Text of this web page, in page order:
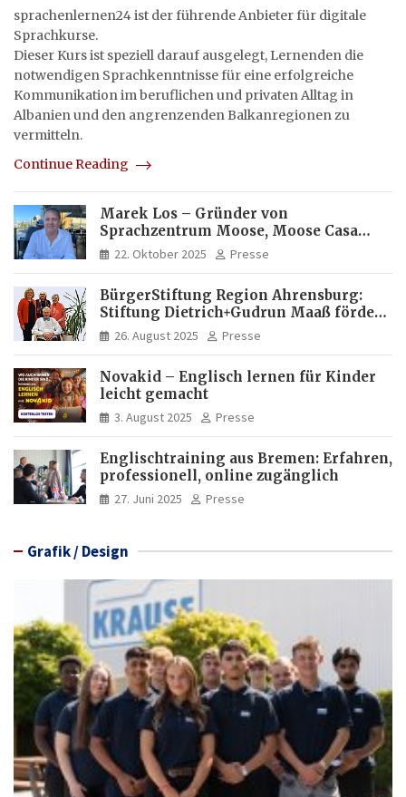
sprachenlernen24 ist der führende Anbieter für digitale
Sprachkurse.
Dieser Kurs ist speziell darauf ausgelegt, Lernenden die
notwendigen Sprachkenntnisse für eine erfolgreiche
Kommunikation im beruflichen und privaten Alltag in
Albanien und den angrenzenden Balkanregionen zu
vermitteln.
Continue Reading
Marek Los – Gründer von
Sprachzentrum Moose, Moose Casa
Italia und Apartamento Brasil |
Internationaler Experte für Bildung
22. Oktober 2025 Presse
BürgerStiftung Region Ahrensburg:
Stiftung Dietrich+Gudrun Maaß fördert
Deutschkenntnisse von Frauen
26. August 2025 Presse
Novakid – Englisch lernen für Kinder
leicht gemacht
3. August 2025 Presse
Englischtraining aus Bremen: Erfahren,
professionell, online zugänglich
27. Juni 2025 Presse
Grafik / Design